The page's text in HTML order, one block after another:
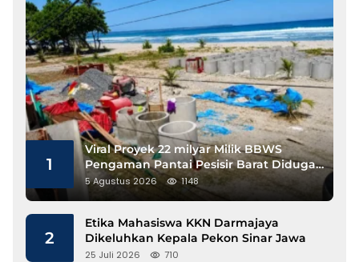
1
Viral Proyek 22 milyar Milik BBWS
Pengaman Pantai Pesisir Barat Diduga
Gunakan Besi Banci
5 Agustus 2026 1148
2
Etika Mahasiswa KKN Darmajaya
Dikeluhkan Kepala Pekon Sinar Jawa
25 Juli 2026 710